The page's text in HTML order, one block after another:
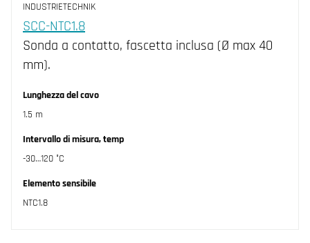
NTC Pulser/TTC (1)
NTC10-01 (1)
NTC10-02 (2)
NTC10-03 (1)
PT1000 (1)
INDUSTRIETECHNIK
SCC-NTC1.8
Sonda a contatto, fascetta inclusa (Ø max 40
mm).
Lunghezza del cavo
1.5 m
Intervallo di misura, temp
-30…120 °C
Elemento sensibile
NTC1.8